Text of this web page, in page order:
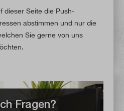
dieser Seite die Push-
abstimmen und nur die
Sie gerne von uns
Fragen?